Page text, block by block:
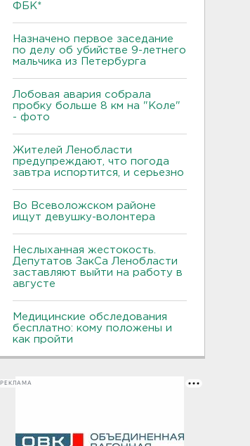
ФБК*
Назначено первое заседание
по делу об убийстве 9-летнего
мальчика из Петербурга
Лобовая авария собрала
пробку больше 8 км на "Коле"
- фото
Жителей Ленобласти
предупреждают, что погода
завтра испортится, и серьезно
Во Всеволожском районе
ищут девушку-волонтера
Неслыханная жестокость.
Депутатов ЗакСа Ленобласти
заставляют выйти на работу в
августе
Медицинские обследования
бесплатно: кому положены и
как пройти
РЕКЛАМА